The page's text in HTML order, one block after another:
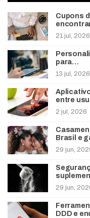
Cupons
21 jul, 2026
para…
13 jul, 2026
entre
2 jul, 2026
Brasil e
29 jun,
29 jun,
DDD e